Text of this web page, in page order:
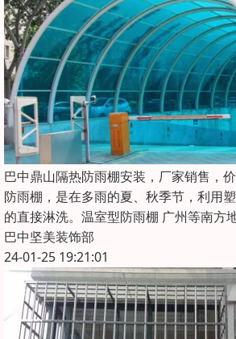
巴中鼎山隔热防雨棚安装，厂家销售，
防雨棚，是在多雨的夏、秋季节，利用
的直接淋洗。温室型防雨棚 广州等南方
巴中坚美装饰部
24-01-25 19:21:01